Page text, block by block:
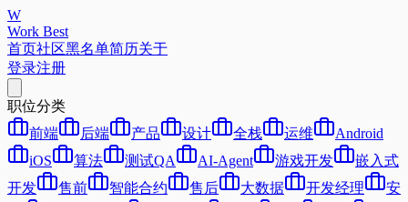
W
Work Best
首页社区黑名单简历关于
登录注册
职位分类
前端
后端 产品 设计 全栈 运维
Android
iOS
算法 测试QA AI-Agent 游戏开发
嵌入式
开发
售前 智能合约 售后 大数据 开发经理
安